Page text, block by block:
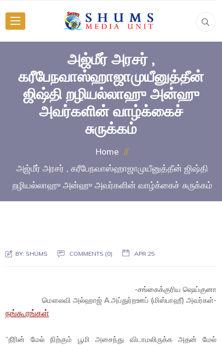
அஜ்மீர் அரசர் ,
கரீபேநவாஸ்ஹாஜாமுயீனுத்தீன்
ஜிஷ்தி றழியல்லாஹு அன்ஹு
அவர்களின் வாழ்க்கைச்
சுருக்கம்
Home
அஜ்மீர் அரசர் , கரீபேநவாஸ்ஹாஜாமுயீனுத்தீன் ஜிஷ்தி
றழியல்லாஹு அன்ஹு அவர்களின் வாழ்க்கைச் சுருக்கம்
BY: SHUMS COMMENTS (0) APR 25
-சங்கைக்குரிய ஷெய்குனா
மௌலவி அல்ஹாஜ் A.அப்துர்றஊப் (மிஸ்பாஹீ) அவர்கள்-
நங்கூரங்கள்
“நீரின் மேல் நிற்கும் பூமி அசைந்து விடாமலிருக்க அதன் மேல்